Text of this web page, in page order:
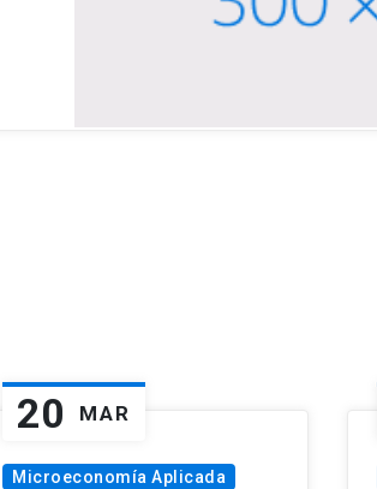
20 MAR
Microeconomía Aplicada